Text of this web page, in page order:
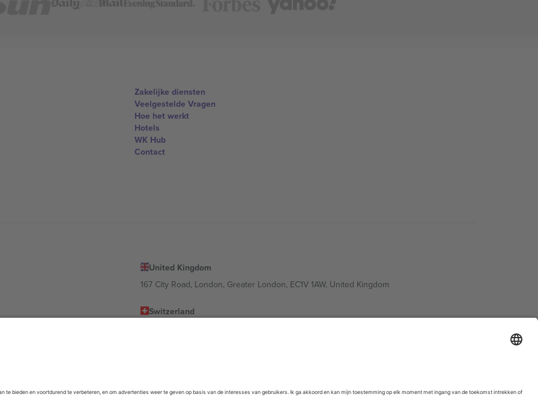
Zakelijke diensten
Veelgestelde Vragen
Hoe het werkt
Hotels
WK Hub
Contact
United Kingdom
167 City Road, London, Greater London, EC1V 1AW, United Kingdom
Switzerland